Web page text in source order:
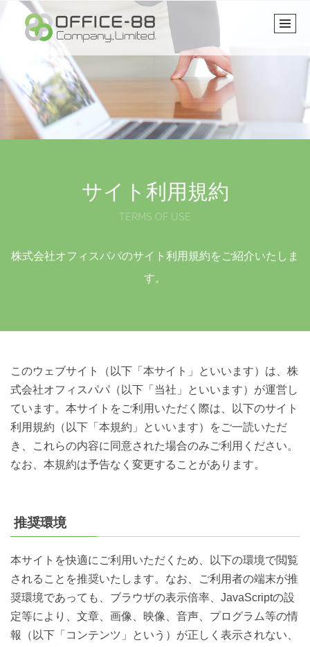
サイト利用規約
TERMS OF USE
株式会社オフィスパパのサイト利用規約をご紹介いたしま
す。
このウェブサイト（以下「本サイト」といいます）は、株
式会社オフィスパパ（以下「当社」といいます）が運営し
ています。本サイトをご利用いただく際は、以下のサイト
利用規約（以下「本規約」といいます）をご一読いただ
き、これらの内容に同意された場合のみご利用ください。
なお、本規約は予告なく変更することがあります。
推奨環境
本サイトを快適にご利用いただくため、以下の環境で閲覧
されることを推奨いたします。なお、ご利用者の端末が推
奨環境であっても、ブラウザの表示倍率、JavaScriptの設
定等により、文章、画像、映像、音声、プログラム等の情
報（以下「コンテンツ」という）が正しく表示されない、